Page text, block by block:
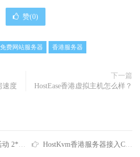
赞(0)
费网站服务器 香港服务器
速度
下一篇
HostEase香港虚拟主机怎么样？
至$165/月 HostKvm香港服务器接入CNIX网络 八折优惠每月$156起